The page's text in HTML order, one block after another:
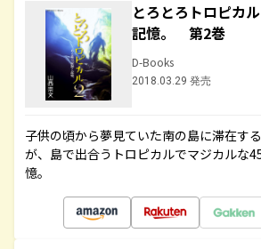
とろとろトロピカ
記憶。 第2巻
D-Books
2018.03.29 発売
子供の頃から夢見ていた南の島に滞在す
が、島で出合うトロピカルでマジカルな
憶。